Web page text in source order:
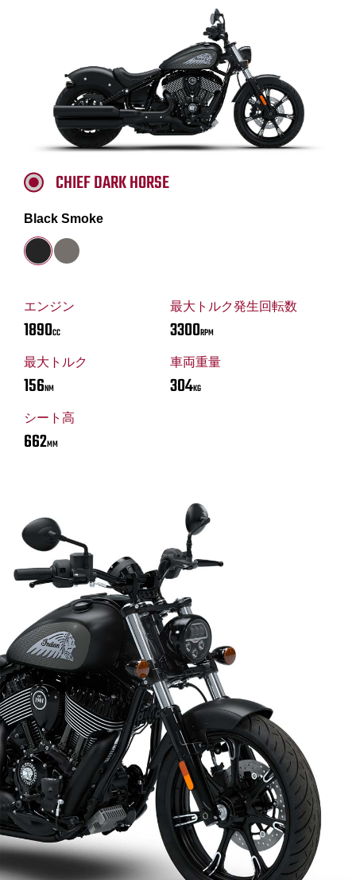
エンジン
1890CC
最大トルク発生回転数
3300RPM
最大トルク
156NM
車両重量
304KG
シート高
662MM
CHIEF DARK HORSE
Black Smoke